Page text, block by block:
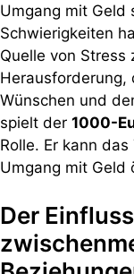
Umgang mit Geld
Schwierigkeiten
Quelle von Stress
Herausforderung,
Wünschen und
spielt der 1000-
Rolle. Er kann
Umgang mit Geld
Der